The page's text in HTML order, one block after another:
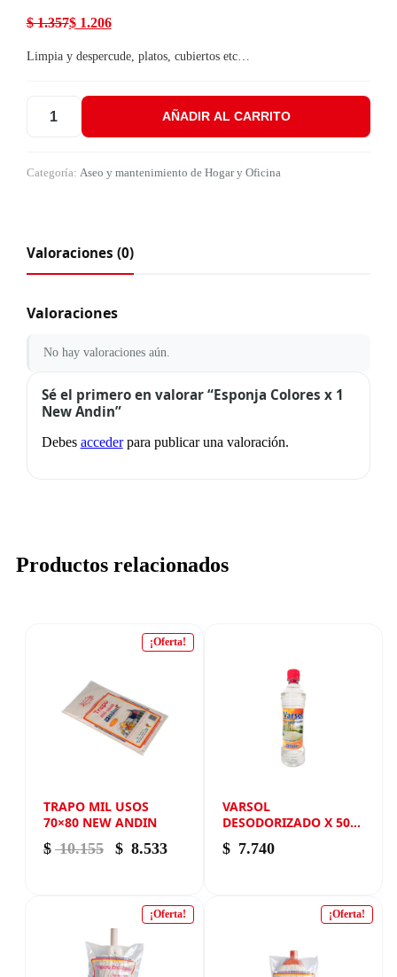
$1.357
El precio original era: $ 1.357.
$1.206
El precio actual es: $ 1.206.
Limpia y despercude, platos, cubiertos etc…
Esponja Colores x 1 New Andin cantidad
AÑADIR AL CARRITO
Categoría: Aseo y mantenimiento de Hogar y Oficina
Valoraciones (0)
Valoraciones
No hay valoraciones aún.
Sé el primero en valorar “Esponja Colores x 1
New Andin”
Debes accederpara publicar una valoración.
Productos relacionados
¡Oferta!
TRAPO MIL USOS
70×80 NEW ANDIN
$ 10.155 El precio original era: $ 10.155.
$ 8.533El precio actual es: $ 8.533.
VARSOL
DESODORIZADO X 500
ML NEW ANDIN
$ 7.740
¡Oferta! ¡Oferta!